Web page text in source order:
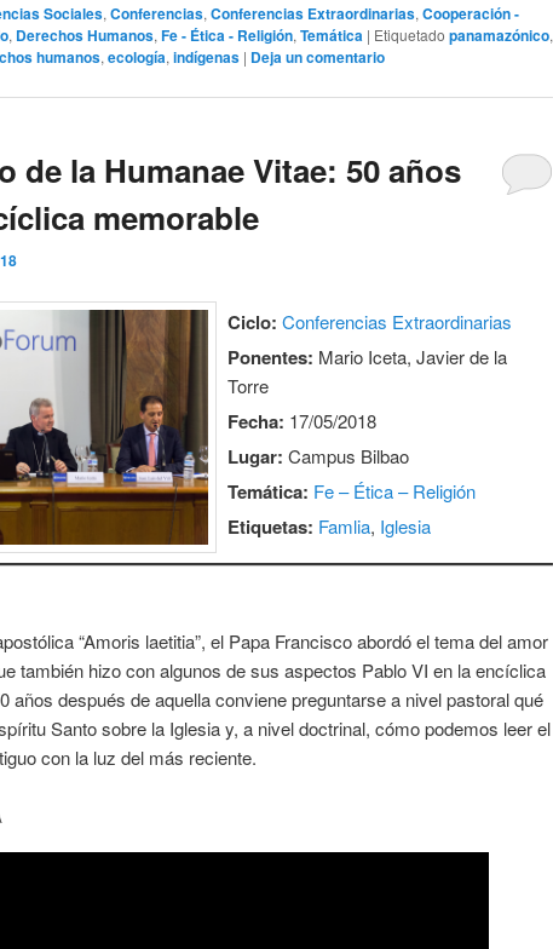
Sociales, Conferencias, Conferencias Extraordinarias, Cooperación -
, Derechos Humanos, Fe - Ética - Religión, Temática | Etiquetado panamazónico,
humanos, ecología, indígenas | Deja un comentario
de la Humanae Vitae: 50 años
memorable
Ciclo: Conferencias Extraordinarias
Ponentes: Mario Iceta, Javier de la
Torre
Fecha: 17/05/2018
Lugar: Campus Bilbao
Temática: Fe – Ética – Religión
Etiquetas: Famlia, Iglesia
“Amoris laetitia”, el Papa Francisco abordó el tema del amor
también hizo con algunos de sus aspectos Pablo VI en la encíclica
años después de aquella conviene preguntarse a nivel pastoral qué
Santo sobre la Iglesia y, a nivel doctrinal, cómo podemos leer el
con la luz del más reciente.